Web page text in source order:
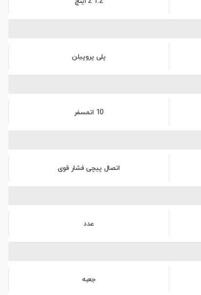
پلی پروپیلن
10 اتمسفر
اتصال پیچی فشار قوی
عدد
جعبه